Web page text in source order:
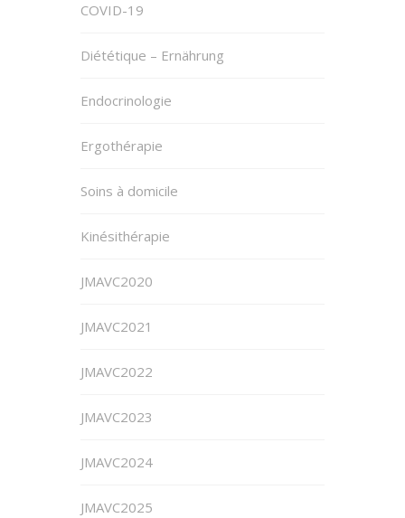
COVID-19
Diététique – Ernährung
Endocrinologie
Ergothérapie
Soins à domicile
Kinésithérapie
JMAVC2020
JMAVC2021
JMAVC2022
JMAVC2023
JMAVC2024
JMAVC2025